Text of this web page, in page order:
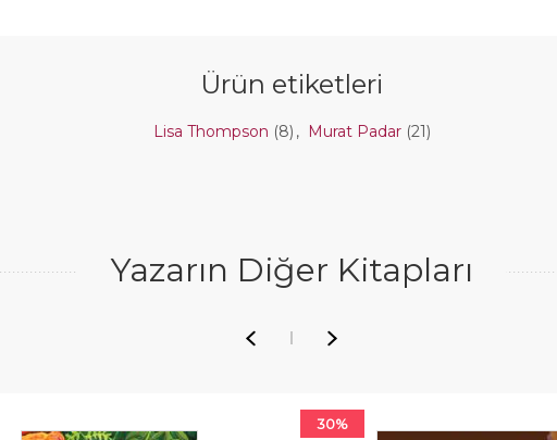
Ürün etiketleri
Lisa Thompson (8) , Murat Padar (21)
Yazarın Diğer Kitapları
30%